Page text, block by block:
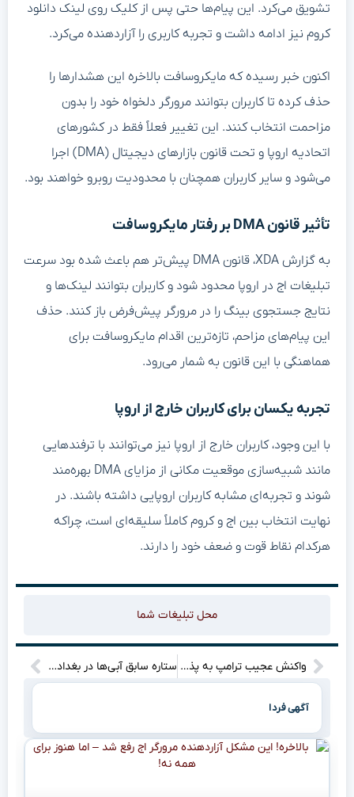
تشویق می‌کرد. این پیام‌ها حتی پس از کلیک روی لینک دانلود
کروم نیز ادامه داشت و تجربه کاربری را آزاردهنده می‌کرد.
اکنون خبر رسیده که مایکروسافت بالاخره این هشدارها را
حذف کرده تا کاربران بتوانند مرورگر دلخواه خود را بدون
مزاحمت انتخاب کنند. این تغییر فعلاً فقط در کشورهای
اتحادیه اروپا و تحت قانون بازارهای دیجیتال (DMA) اجرا
می‌شود و سایر کاربران همچنان با محدودیت روبرو خواهند بود.
تأثیر قانون DMA بر رفتار مایکروسافت
به گزارش XDA، قانون DMA پیش‌تر هم باعث شده بود سرعت
تبلیغات اج در اروپا محدود شود و کاربران بتوانند لینک‌ها و
نتایج جستجوی بینگ را در مرورگر پیش‌فرض باز کنند. حذف
این پیام‌های مزاحم، تازه‌ترین اقدام مایکروسافت برای
هماهنگی با این قانون به شمار می‌رود.
تجربه یکسان برای کاربران خارج از اروپا
با این وجود، کاربران خارج از اروپا نیز می‌توانند با ترفندهایی
مانند شبیه‌سازی موقعیت مکانی از مزایای DMA بهره‌مند
شوند و تجربه‌ای مشابه کاربران اروپایی داشته باشند. در
نهایت انتخاب بین اج و کروم کاملاً سلیقه‌ای است، چراکه
هرکدام نقاط قوت و ضعف خود را دارند.
محل تبلیغات شما
واکنش عجیب ترامپ به پذیرش آتش‌بس توسط حماس چه پیامی دارد؟ ستاره سابق آبی‌ها در بغداد؛ این انتقال، لیگ عراق را منفجر می‌کند؟!”
آگهی فردا